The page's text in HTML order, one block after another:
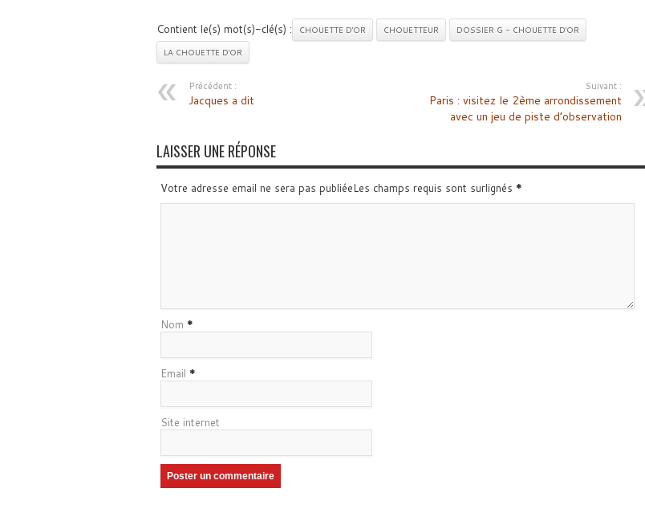
Contient le(s) mot(s)-clé(s) : CHOUETTE D'OR CHOUETTEUR
DOSSIER G - CHOUETTE D'OR
LA CHOUETTE D'OR
Précédent :
Jacques a dit
Suivant :
Paris : visitez le 2ème arrondissement
avec un jeu de piste d’observation
LAISSER UNE RÉPONSE
Votre adresse email ne sera pas publiéeLes champs requis sont surlignés *
Nom *
Email *
Site internet